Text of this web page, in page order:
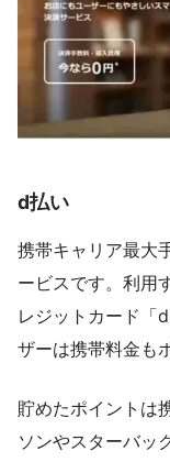
d払い
携帯キャリア最大
ービスです。利用
レジットカード「
ザーは携帯料金も
貯めたポイントは
ソンやスターバッ